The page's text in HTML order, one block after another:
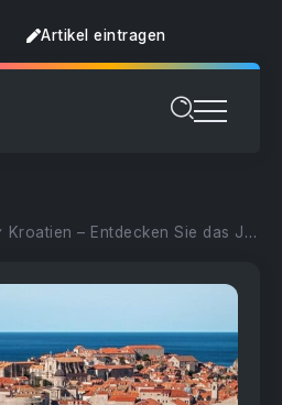
Artikel eintragen
Kroatien – Entdecken Sie das Juwel der Adria